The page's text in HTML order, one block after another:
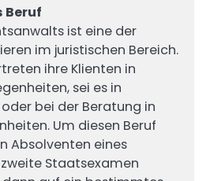
Beruf
ist eine der
im juristischen Bereich.
ihre Klienten in
sei es in
bei der Beratung in
Um diesen Beruf
Absolventen eines
Staatsexamen